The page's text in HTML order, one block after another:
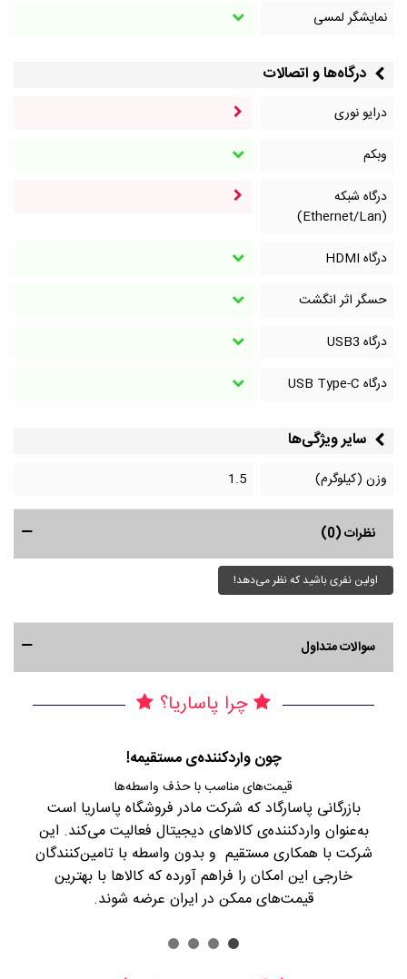
نمایشگر لمسی
درگاه‌ها و اتصالات
درایو نوری
وبکم
درگاه شبکه
(Ethernet/Lan)
درگاه HDMI
حسگر اثر انگشت
درگاه‌ USB3
درگاه‌ USB Type-C
سایر ویژگی‌ها
وزن (کیلوگرم) 1.5
نظرات (0)
اولین نفری باشید که نظر می‌دهد!
سوالات متداول
چرا پاساریا؟
چون واردکننده‌ی مستقیمه!
قیمت‌های مناسب با حذف واسطه‌ها
بازرگانی پاسارگاد که شرکت مادر فروشگاه پاساریا است
به‌عنوان واردکننده‌ی کالاهای دیجیتال فعالیت می‌کند. این
شرکت با همکاری مستقیم و بدون واسطه با تامین‌کنندگان
خارجی این امکان را فراهم آورده که کالاها با بهترین
قیمت‌های ممکن در ایران عرضه شوند.